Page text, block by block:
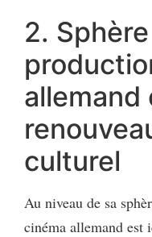
2.
allemand
culturel
Au niveau de sa
cinéma allemand est